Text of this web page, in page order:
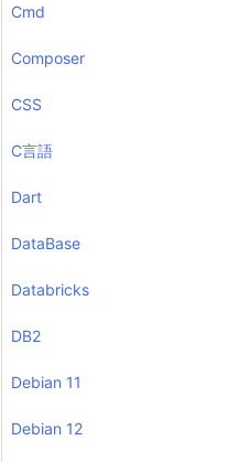
Cmd
Composer
CSS
C言語
Dart
DataBase
Databricks
DB2
Debian 11
Debian 12